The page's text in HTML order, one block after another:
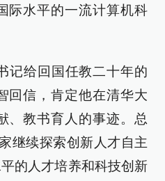
际水平的一流计算机科
记给回国任教二十年的
回信，肯定他在清华大
、教书育人的事迹。总
继续探索创新人才自主
的人才培养和科技创新